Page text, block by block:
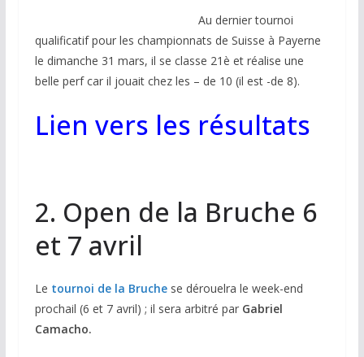
Au dernier tournoi
qualificatif pour les championnats de Suisse à Payerne
le dimanche 31 mars, il se classe 21è et réalise une
belle perf car il jouait chez les – de 10 (il est -de 8).
Lien vers les résultats
2. Open de la Bruche 6
et 7 avril
Le tournoi de la Bruchese dérouelra le week-end
prochail (6 et 7 avril) ; il sera arbitré par Gabriel
Camacho.